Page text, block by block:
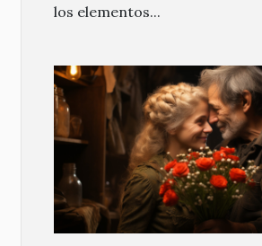
los elementos...